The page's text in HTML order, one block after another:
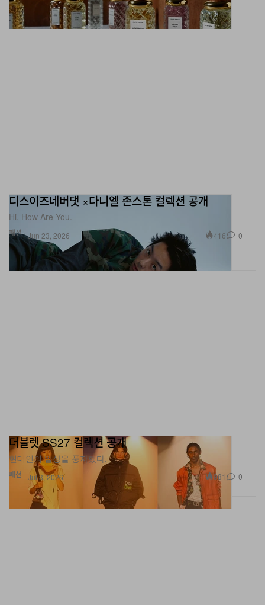
패션
디스이즈네버댓 ×다니엘 존스톤 컬렉션 공개
Hi, How Are You.
Jun 23, 2026 416 0
패션
더블렛 SS27 컬렉션 공개
현대인의 일상을 풍자했다.
Jul 3, 2026 981 0